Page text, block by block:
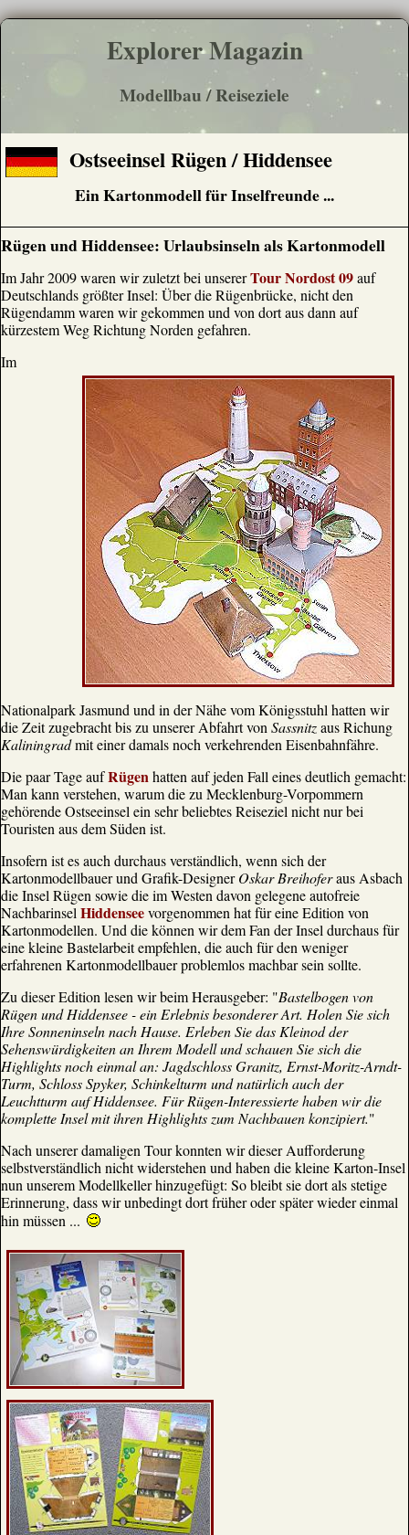
Explorer Magazin
Modellbau / Reiseziele
Ostseeinsel Rügen / Hiddensee
Ein Kartonmodell für Inselfreunde ...
Rügen und Hiddensee: Urlaubsinseln als Kartonmodell
Im Jahr 2009 waren wir zuletzt bei unsererTour Nordost 09auf
Deutschlands größter Insel: Über die Rügenbrücke, nicht den
Rügendamm waren wir gekommen und von dort aus dann auf
kürzestem Weg Richtung Norden gefahren.
Im
Nationalpark Jasmund und in der Nähe vom Königsstuhl hatten wir
die Zeit zugebracht bis zu unserer Abfahrt von Sassnitzaus Richung
Kaliningradmit einer damals noch verkehrenden Eisenbahnfähre.
Die paar Tage aufRügenhatten auf jeden Fall eines deutlich gemacht:
Man kann verstehen, warum die zu Mecklenburg-Vorpommern
gehörende Ostseeinsel ein sehr beliebtes Reiseziel nicht nur bei
Touristen aus dem Süden ist.
Insofern ist es auch durchaus verständlich, wenn sich der
Kartonmodellbauer und Grafik-DesignerOskar Breihoferaus Asbach
die Insel Rügen sowie die im Westen davon gelegene autofreie
Nachbarinsel Hiddenseevorgenommen hat für eine Edition von
Kartonmodellen. Und die können wir dem Fan der Insel durchaus für
eine kleine Bastelarbeit empfehlen, die auch für den weniger
erfahrenen Kartonmodellbauer problemlos machbar sein sollte.
Zu dieser Edition lesen wir beim Herausgeber: "Bastelbogen von
Rügen und Hiddensee - ein Erlebnis besonderer Art. Holen Sie sich
Ihre Sonneninseln nach Hause. Erleben Sie das Kleinod der
Sehenswürdigkeiten an Ihrem Modell und schauen Sie sich die
Highlights noch einmal an: Jagdschloss Granitz, Ernst-Moritz-Arndt-
Turm, Schloss Spyker, Schinkelturm und natürlich auch der
Leuchtturm auf Hiddensee. Für Rügen-Interessierte haben wir die
komplette Insel mit ihren Highlights zum Nachbauen konzipiert."
Nach unserer damaligen Tour konnten wir dieser Aufforderung
selbstverständlich nicht widerstehen und haben die kleine Karton-Insel
nun unserem Modellkeller hinzugefügt: So bleibt sie dort als stetige
Erinnerung, dass wir unbedingt dort früher oder später wieder einmal
hin müssen ...